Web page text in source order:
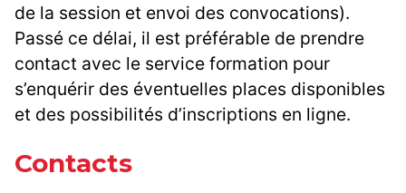
de la session et envoi des convocations).
Passé ce délai, il est préférable de prendre
contact avec le service formation pour
s’enquérir des éventuelles places disponibles
et des possibilités d’inscriptions en ligne.
Contacts